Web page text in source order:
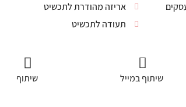
אריזה מהודרת לתכשיט
תעודה לתכשיט
שיתוף במייל שיתוף